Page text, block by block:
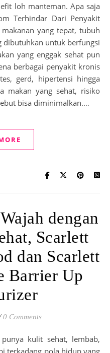
loh manteman. Apa saja
Terhindar Dari Penyakit
yang tepat, tubuh
dibutuhkan untuk berfungsi
yang enggak sehat pun
berbagai penyakit kronis
gerd, hipertensi hingga
makan yang sehat, risiko
bisa diminimalkan.…
dengan
Scarlett
dan Scarlett
Barrier Up
0 Comments
terkadang pola hidup yang